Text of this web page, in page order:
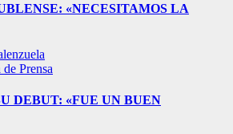
«NECESITAMOS LA
Prensa
DEBUT: «FUE UN BUEN